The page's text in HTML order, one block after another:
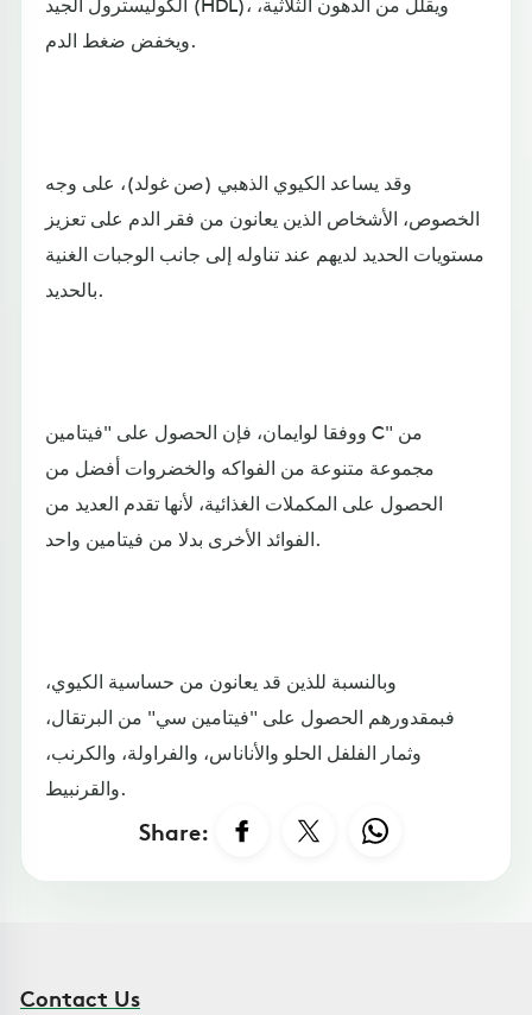
ويخفض ضغط الدم.
وقد يساعد الكيوي الذهبي (صن غولد)، على وجه
الخصوص، الأشخاص الذين يعانون من فقر الدم على تعزيز
مستويات الحديد لديهم عند تناوله إلى جانب الوجبات الغنية
بالحديد.
ووفقا لوايمان، فإن الحصول على "فيتامين C" من
مجموعة متنوعة من الفواكه والخضروات أفضل من
الحصول على المكملات الغذائية، لأنها تقدم العديد من
الفوائد الأخرى بدلا من فيتامين واحد.
وبالنسبة للذين قد يعانون من حساسية الكيوي،
فبمقدورهم الحصول على "فيتامين سي" من البرتقال،
وثمار الفلفل الحلو والأناناس، والفراولة، والكرنب،
والقرنبيط.
Share:
Contact Us